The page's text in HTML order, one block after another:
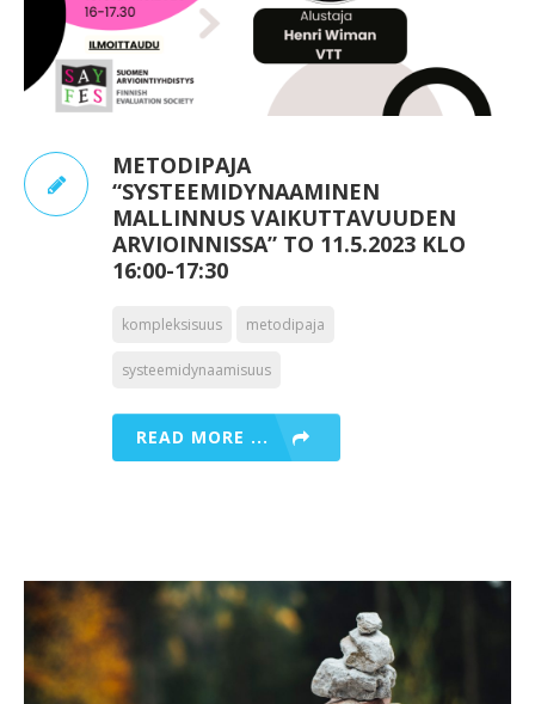
METODIPAJA
“SYSTEEMIDYNAAMINEN
MALLINNUS VAIKUTTAVUUDEN
ARVIOINNISSA” TO 11.5.2023 KLO
16:00-17:30
kompleksisuus metodipaja
systeemidynaamisuus
READ MORE ...